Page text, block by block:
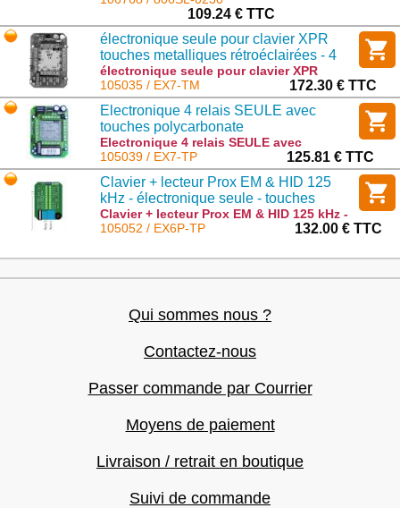
(S0002M) - 806SL-0370 : 806SL-0230
109.24 € TTC
électronique seule pour clavier XPR
touches metalliques rétroéclairées - 4
relais - 99 codes
électronique seule pour clavier XPR
touches metalliques rétroéclairées - 4
relais - 99 codes : EX7-TM
105035 / EX7-TM
172.30 € TTC
Electronique 4 relais SEULE avec
touches polycarbonate
Electronique 4 relais SEULE avec
touches polycarbonate : EX7-TP
105039 / EX7-TP
125.81 € TTC
Clavier + lecteur Prox EM & HID 125
kHz - électronique seule - touches
plastiques rétroéclairées - 2 relais - bus
RS-485 - 1000 codes/badges
Clavier + lecteur Prox EM & HID 125 kHz -
électronique seule - touches plastiques
1000 codes/badges : EX6P-TP
105052 / EX6P-TP 132.00 € TTC
Qui sommes nous ?
Contactez-nous
Passer commande par Courrier
Moyens de paiement
Livraison / retrait en boutique
Suivi de commande